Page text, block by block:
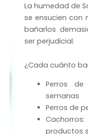
La humedad de
se ensucien con
bañarlos
ser perjudicial.
¿Cada cuánto
Perros
semanas
Perros de
productos